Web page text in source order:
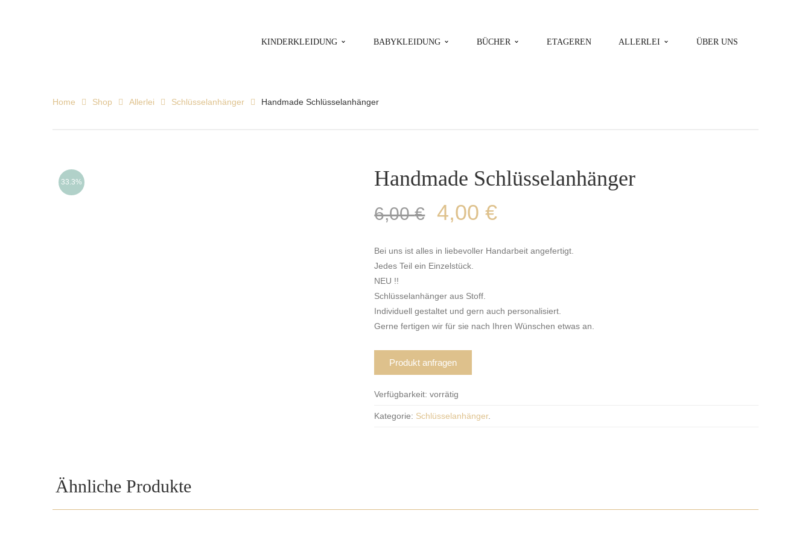
KINDERKLEIDUNG BABYKLEIDUNG BÜCHER ETAGEREN ALLERLEI ÜBER UNS
Home Shop Allerlei Schlüsselanhänger Handmade Schlüsselanhänger
33.3% Handmade Schlüsselanhänger
6,00€ 4,00€
Bei uns ist alles in liebevoller Handarbeit angefertigt.
Jedes Teil ein Einzelstück.
NEU !!
Schlüsselanhänger aus Stoff.
Individuell gestaltet und gern auch personalisiert.
Gerne fertigen wir für sie nach Ihren Wünschen etwas an.
Produkt anfragen
Verfügbarkeit: vorrätig
Kategorie: Schlüsselanhänger.
Ähnliche Produkte